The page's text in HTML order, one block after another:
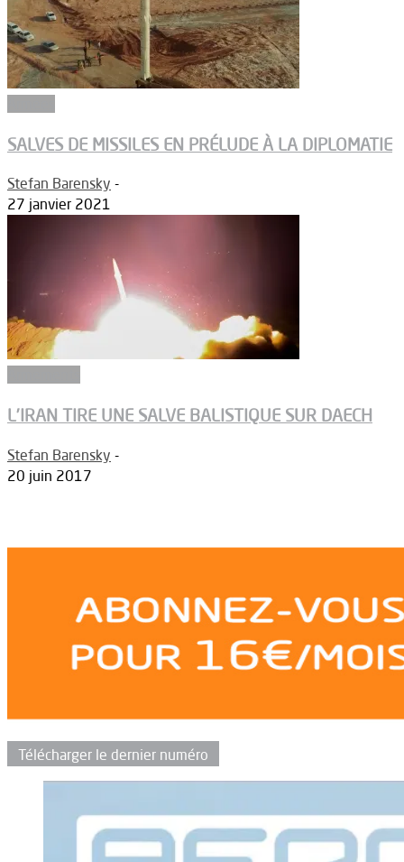
SALVES DE MISSILES EN PRÉLUDE À LA DIPLOMATIE
Stefan Barensky -
27 janvier 2021
L’IRAN TIRE UNE SALVE BALISTIQUE SUR DAECH
Stefan Barensky -
20 juin 2017
Télécharger le dernier numéro